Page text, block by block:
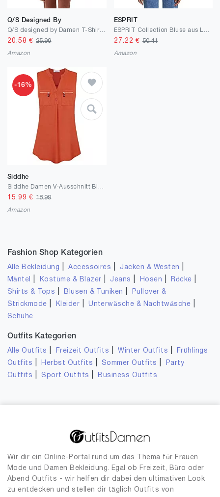
Q/S Designed By
Q/S designed by Damen T-Shirt Langarm
20.58 €25.99
Amazon
ESPRIT
27.22 € 50.41
Amazon
-16%
Siddhe
15.99 €18.99
Amazon
Fashion Shop Kategorien
Alle Bekleidung |Accessoires Jacken & Westen
Mäntel Kostüme & Blazer Jeans Hosen Röcke
Shirts & Tops Blusen & Tuniken
Pullover &
Strickmode
Kleider |Unterwäsche & Nachtwäsche
Schuhe
Outfits Kategorien
Alle Outfits Freizeit Outfits |Winter Outfits
Frühlings
Outfits
Herbst Outfits Sommer Outfits
Party
Outfits
Sport Outfits Business Outfits
Wir dir ein Online-Portal rund um das Thema für Frauen
Mode und Damen Bekleidung. Egal ob Freizeit, Büro oder
Abend Outfits - wir helfen dir dabei den ultimativen Look
zu entdecken und stellen dir täglich Outfits von